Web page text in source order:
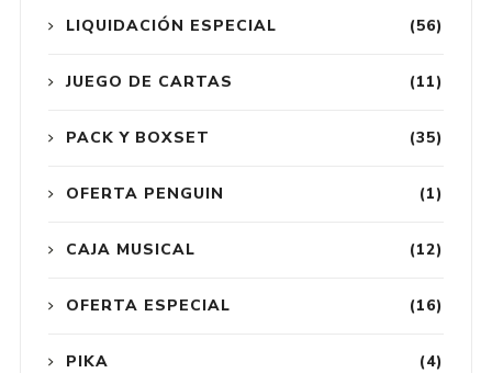
(56)
LIQUIDACIÓN ESPECIAL
(11)
JUEGO DE CARTAS
(35)
PACK Y BOXSET
(1)
OFERTA PENGUIN
(12)
CAJA MUSICAL
(16)
OFERTA ESPECIAL
(4)
PIKA